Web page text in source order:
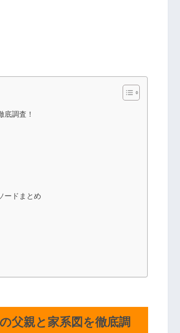
調査！
ードまとめ
父親と家系図を徹底調